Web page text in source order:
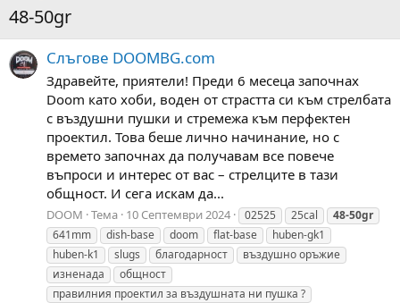
48-50gr
Слъгове DOOMBG.com
Здравейте, приятели! Преди 6 месеца започнах
Doom като хоби, воден от страстта си към стрелбата
с въздушни пушки и стремежа към перфектен
проектил. Това беше лично начинание, но с
времето започнах да получавам все повече
въпроси и интерес от вас – стрелците в тази
общност. И сега искам да...
DOOM Тема 10 Септември 2024 02525 25cal
48-50gr
641mm
dish-base doom flat-base
huben-gk1
huben-k1
slugs благодарност
въздушно оръжие
изненада
общност
правилния проектил за въздушната ни пушка ?